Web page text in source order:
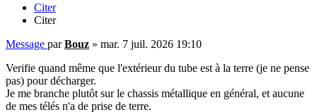
Citer
Citer
Message parBouz » mar. 7 juil. 2026 19:10
Verifie quand même que l'extérieur du tube est à la terre (je ne pense
pas) pour décharger.
Je me branche plutôt sur le chassis métallique en général, et aucune
de mes télés n'a de prise de terre.